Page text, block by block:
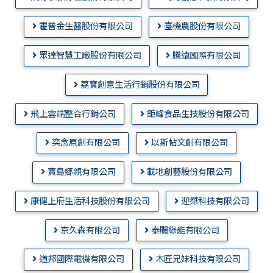
霍普金生醫股份有限公司 臺機農股份有限公司
眾達智慧工廠股份有限公司 騰遠國際有限公司
荔寶創意生活行銷股份有限公司
飛上雲端整合行銷公司 鉅峰食品生技股份有限公司
奕念原創有限公司 以斯帖文創有限公司
寶島鄉親有限公司 載地創藝股份有限公司
康健上府生活科技股份有限公司 迎桀科技有限公司
京久森有限公司 泰颺綠能有限公司
道邦國際電機有限公司 木匠兄妹科技有限公司